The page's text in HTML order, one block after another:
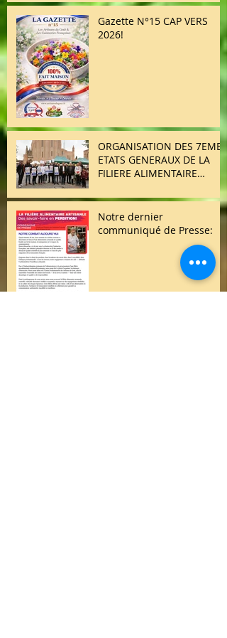
Gazette N°15 CAP VERS
2026!
ORGANISATION DES 7EMES
ETATS GENERAUX DE LA
FILIERE ALIMENTAIRE
ARTISANALE EN JUIN 2026;
Retour complet des 5 et
6ème états généraux déjà
organisés par notre
association:
Notre dernier
communiqué de Presse: